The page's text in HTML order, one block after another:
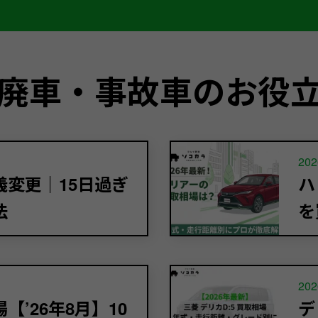
車・事故車のお役
変更｜15日過ぎ
’26年8月】10